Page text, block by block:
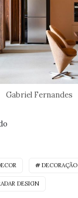
Gabriel Fernandes
DECORAÇÃO
DESIGN